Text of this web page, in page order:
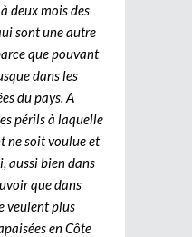
deux mois des
sont une autre
que pouvant
dans les
du pays. A
périls à laquelle
ne soit voulue et
aussi bien dans
que dans
veulent plus
en Côte